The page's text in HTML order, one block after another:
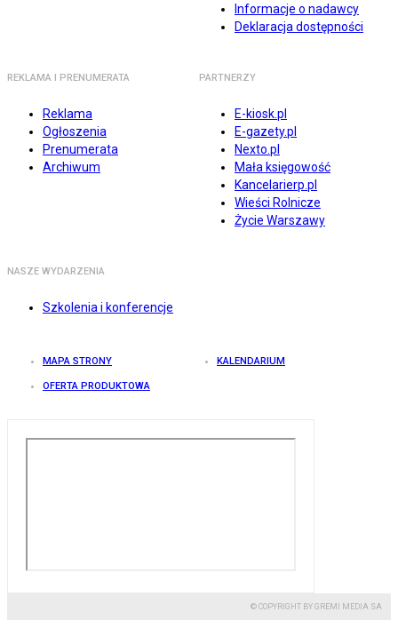
Informacje o nadawcy
Deklaracja dostępności
REKLAMA I PRENUMERATA
Reklama
Ogłoszenia
Prenumerata
Archiwum
PARTNERZY
E-kiosk.pl
E-gazety.pl
Nexto.pl
Mała księgowość
Kancelarierp.pl
Wieści Rolnicze
Życie Warszawy
NASZE WYDARZENIA
Szkolenia i konferencje
MAPA STRONY KALENDARIUM
OFERTA PRODUKTOWA
© COPYRIGHT BY GREMI MEDIA SA